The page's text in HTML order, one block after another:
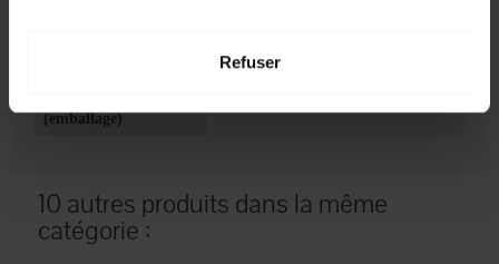
Refuser
(emballage)
10 autres produits dans la même
catégorie :